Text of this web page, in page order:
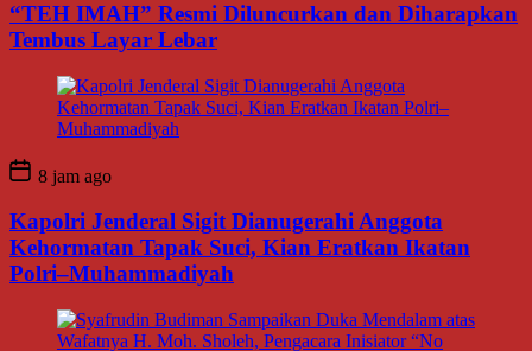
“TEH IMAH” Resmi Diluncurkan dan Diharapkan
Tembus Layar Lebar
8 jam ago
Kapolri Jenderal Sigit Dianugerahi Anggota
Kehormatan Tapak Suci, Kian Eratkan Ikatan
Polri–Muhammadiyah